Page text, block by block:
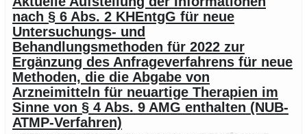
nach § 6 Abs. 2 KHEntgG für neue
Untersuchungs- und
Behandlungsmethoden für 2022 zur
Ergänzung des Anfrageverfahrens für neue
Methoden, die die Abgabe von
Arzneimitteln für neuartige Therapien im
Sinne von § 4 Abs. 9 AMG enthalten (NUB-
ATMP-Verfahren)